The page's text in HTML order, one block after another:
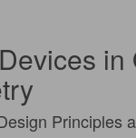
Principles